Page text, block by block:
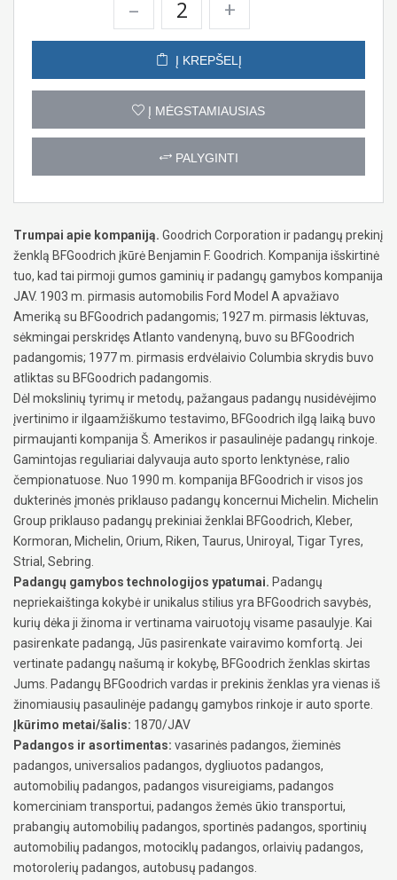
– +
Į KREPŠELĮ
Į MĖGSTAMIAUSIAS
PALYGINTI
Trumpai apie kompaniją. Goodrich Corporation ir padangų prekinį
ženklą BFGoodrich įkūrė Benjamin F. Goodrich. Kompanija išskirtinė
tuo, kad tai pirmoji gumos gaminių ir padangų gamybos kompanija
JAV. 1903 m. pirmasis automobilis Ford Model A apvažiavo
Ameriką su BFGoodrich padangomis; 1927 m. pirmasis lėktuvas,
sėkmingai perskridęs Atlanto vandenyną, buvo su BFGoodrich
padangomis; 1977 m. pirmasis erdvėlaivio Columbia skrydis buvo
atliktas su BFGoodrich padangomis.
Dėl mokslinių tyrimų ir metodų, pažangaus padangų nusidėvėjimo
įvertinimo ir ilgaamžiškumo testavimo, BFGoodrich ilgą laiką buvo
pirmaujanti kompanija Š. Amerikos ir pasaulinėje padangų rinkoje.
Gamintojas reguliariai dalyvauja auto sporto lenktynėse, ralio
čempionatuose. Nuo 1990 m. kompanija BFGoodrich ir visos jos
dukterinės įmonės priklauso padangų koncernui Michelin. Michelin
Group priklauso padangų prekiniai ženklai BFGoodrich, Kleber,
Kormoran, Michelin, Orium, Riken, Taurus, Uniroyal, Tigar Tyres,
Strial, Sebring.
Padangų gamybos technologijos ypatumai. Padangų
nepriekaištinga kokybė ir unikalus stilius yra BFGoodrich savybės,
kurių dėka ji žinoma ir vertinama vairuotojų visame pasaulyje. Kai
pasirenkate padangą, Jūs pasirenkate vairavimo komfortą. Jei
vertinate padangų našumą ir kokybę, BFGoodrich ženklas skirtas
Jums. Padangų BFGoodrich vardas ir prekinis ženklas yra vienas iš
žinomiausių pasaulinėje padangų gamybos rinkoje ir auto sporte.
Įkūrimo metai/šalis: 1870/JAV
Padangos ir asortimentas: vasarinės padangos, žieminės
padangos, universalios padangos, dygliuotos padangos,
automobilių padangos, padangos visureigiams, padangos
komerciniam transportui, padangos žemės ūkio transportui,
prabangių automobilių padangos, sportinės padangos, sportinių
automobilių padangos, motociklų padangos, orlaivių padangos,
motorolerių padangos, autobusų padangos.